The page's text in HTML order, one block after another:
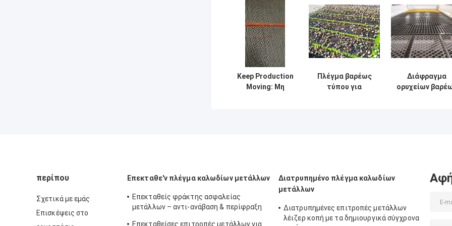
Keep Production
Moving: Μη
Πλέγμα βαρέως
τύπου για
εξόρυξης
Διάφραγμα
ορυχείων
περίπου
Σχετικά με εμάς
Επισκέψεις στο
Επεκταθε'ν πλέγμα καλωδίων μετάλλων
Επεκταθείς φράκτης ασφαλείας
μετάλλων – αντι-ανάβαση & περίφραξη
Επεκταθείσες επιτροπές μετάλλων για
Διατρυπημένο πλέγμα καλωδίων
μετάλλων
Διατρυπημένες επιτροπές μετάλλων
λέιζερ κοπή με τα δημιουργικά σύγχρονα